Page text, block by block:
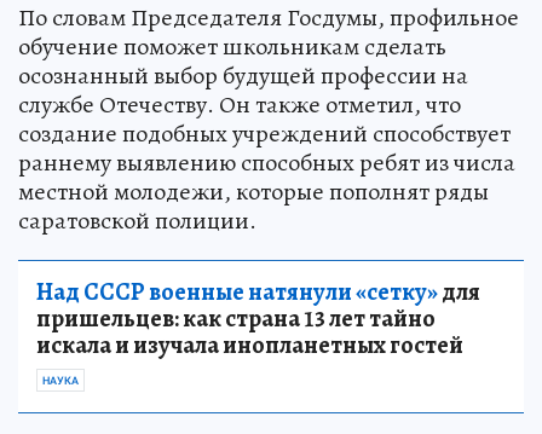
По словам Председателя Госдумы, профильное
обучение поможет школьникам сделать
осознанный выбор будущей профессии на
службе Отечеству. Он также отметил, что
создание подобных учреждений способствует
раннему выявлению способных ребят из числа
местной молодежи, которые пополнят ряды
саратовской полиции.
Над СССР военные натянули «сетку»для
пришельцев: как страна 13 лет тайно
искала и изучала инопланетных гостей
НАУКА